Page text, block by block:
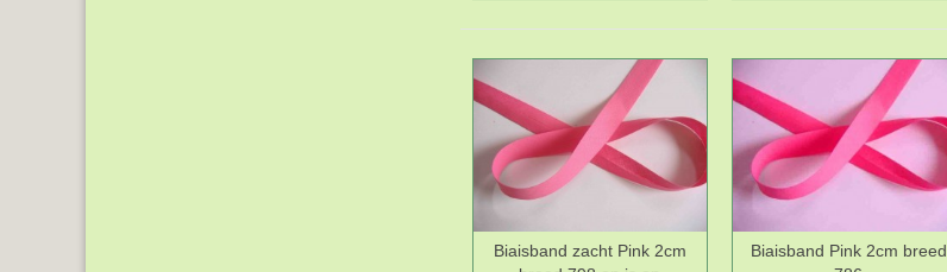
Wenslijst
Biaisband zacht Pink 2cm
Wenslijst
Biaisband Pink 2cm breed